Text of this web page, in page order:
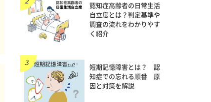
認知症高齢者の日常生活
自立度とは？判定基準や
調査の流れをわかりやす
く紹介
短期記憶障害とは？ 認
知症での忘れる順番 原
因と対策を解説